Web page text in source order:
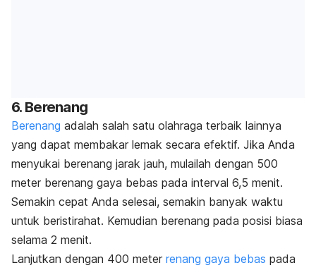
6. Berenang
Berenang adalah salah satu olahraga terbaik lainnya
yang dapat membakar lemak secara efektif. Jika Anda
menyukai berenang jarak jauh, mulailah dengan 500
meter berenang gaya bebas pada interval 6,5 menit.
Semakin cepat Anda selesai, semakin banyak waktu
untuk beristirahat. Kemudian berenang pada posisi biasa
selama 2 menit.
Lanjutkan dengan 400 meter renang gaya bebas pada